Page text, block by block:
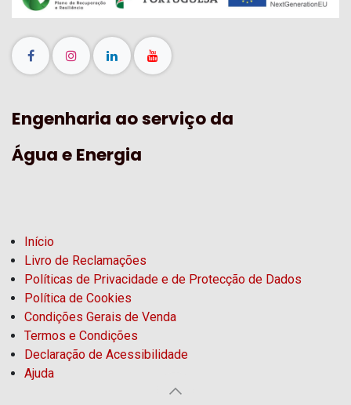
Engenharia ao serviço da
Água e Energia
Início
Livro de Reclamações
Políticas de Privacidade e de Protecção de Dados
Política de Cookies
Condições Gerais de Venda
Termos e Condições
Declaração de Acessibilidade
Ajuda